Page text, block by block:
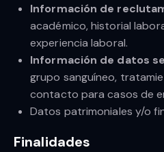
Información de
académico, historial
experiencia laboral.
Información de datos
grupo sanguíneo,
contacto para casos de
Datos patrimoniales y/o
Finalidades